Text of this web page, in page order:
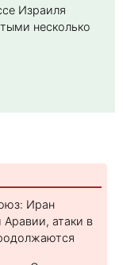
Израиля
несколько
Иран
Аравии, атаки в